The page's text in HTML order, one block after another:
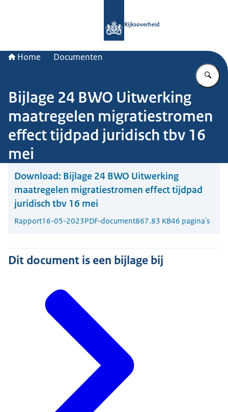
Rijksoverheid
Home Documenten
Bijlage 24 BWO Uitwerking
maatregelen migratiestromen
effect tijdpad juridisch tbv 16
mei
Download: Bijlage 24 BWO Uitwerking
maatregelen migratiestromen effect tijdpad
juridisch tbv 16 mei
Rapport16-05-2023PDF-document867.83 KB46 pagina's
Dit document is een bijlage bij